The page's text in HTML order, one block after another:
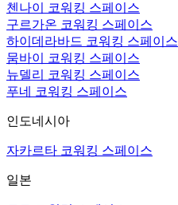
첸나이 코워킹 스페이스
구르가온 코워킹 스페이스
하이데라바드 코워킹 스페이스
뭄바이 코워킹 스페이스
뉴델리 코워킹 스페이스
푸네 코워킹 스페이스
인도네시아
자카르타 코워킹 스페이스
일본